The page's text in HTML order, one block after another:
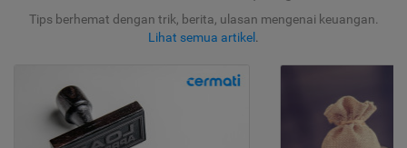
Tips berhemat dengan trik, berita, ulasan mengenai keuangan.
Lihat semua artikel .